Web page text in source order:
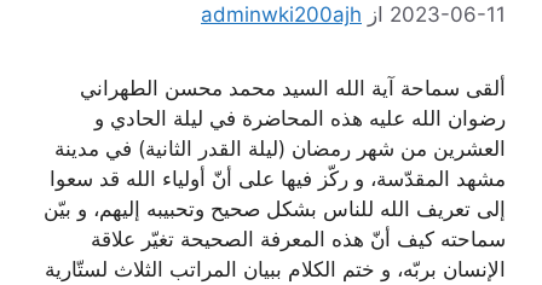
2023-06-11 ازadminwki200ajh
ألقى سماحة آية الله السيد محمد محسن الطهراني
رضوان الله عليه هذه المحاضرة في ليلة الحادي و
العشرين من شهر رمضان (ليلة القدر الثانية) في مدينة
مشهد المقدّسة، و ركّز فيها على أنّ أولياء الله قد سعوا
إلى تعريف الله للناس بشكل صحيح وتحبيبه إليهم، و بيّن
سماحته كيف أنّ هذه المعرفة الصحيحة تغيّر علاقة
الإنسان بربّه، و ختم الكلام ببيان المراتب الثلاث لستّارية